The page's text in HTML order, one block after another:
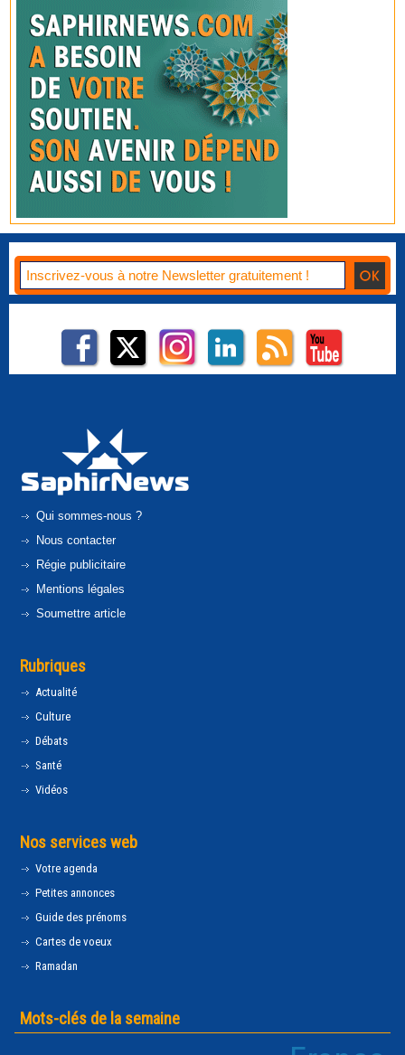
Qui sommes-nous ?
Nous contacter
Régie publicitaire
Mentions légales
Soumettre article
Rubriques
Actualité
Culture
Débats
Santé
Vidéos
Nos services web
Votre agenda
Petites annonces
Guide des prénoms
Cartes de voeux
Ramadan
Mots-clés de la semaine